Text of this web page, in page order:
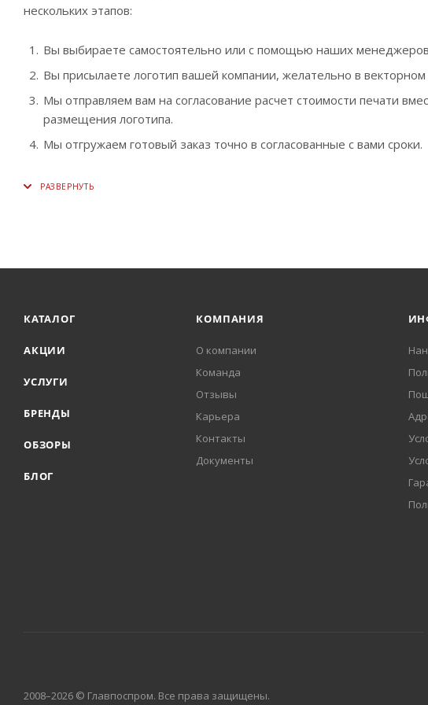
нескольких этапов:
Вы выбираете самостоятельно или с помощью наших
Вы присылаете логотип вашей компании, желательно в
Мы отправляем вам на согласование расчет стоимости печати
размещения логотипа.
Мы отгружаем готовый заказ точно в согласованные с вами сроки.
КАТАЛОГ
АКЦИИ
УСЛУГИ
БРЕНДЫ
ОБЗОРЫ
БЛОГ
КОМПАНИЯ
О компании
Команда
Отзывы
Карьера
Контакты
Документы
2008–2026 © Главпоспром. Все права защищены.